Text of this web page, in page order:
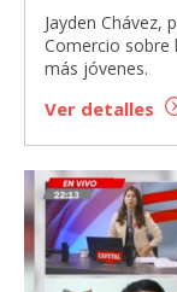
Jayden Chávez,
Comercio sobre
más jóvenes.
Ver detalles